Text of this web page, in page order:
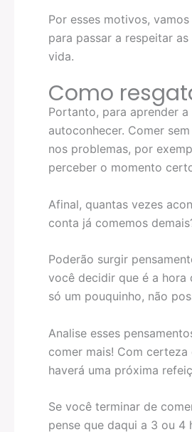
Por esses motivos,
para passar a respeitar
vida.
Como
Portanto, para aprender
autoconhecer. Comer
nos problemas, por
perceber o momento
Afinal, quantas vezes
conta já comemos
Poderão surgir
você decidir que é a hora
só um pouquinho, não
Analise esses
comer mais! Com
haverá uma próxima
Se você terminar de
pense que daqui a 3 ou 4